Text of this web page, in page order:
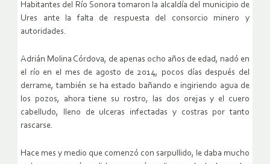
Habitantes del Río Sonora tomaron la alcaldía del municipio de
Ures ante la falta de respuesta del consorcio minero y
autoridades.
Adrián Molina Córdova, de apenas ocho años de edad, nadó en
el río en el mes de agosto de 2014, pocos días después del
derrame, también se ha estado bañando e ingiriendo agua de
los pozos, ahora tiene su rostro, las dos orejas y el cuero
cabelludo, lleno de ulceras infectadas y costras por tanto
rascarse.
Hace mes y medio que comenzó con sarpullido, le daba mucho